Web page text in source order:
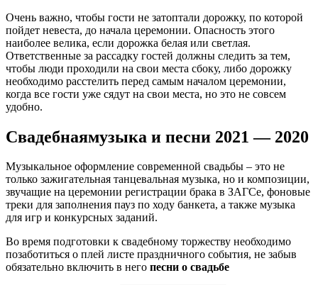
Очень важно, чтобы гости не затоптали дорожку, по которой
пойдет невеста, до начала церемонии. Опасность этого
наиболее велика, если дорожка белая или светлая.
Ответственные за рассадку гостей должны следить за тем,
чтобы люди проходили на свои места сбоку, либо дорожку
необходимо расстелить перед самым началом церемонии,
когда все гости уже сядут на свои места, но это не совсем
удобно.
Свадебнаямузыка и песни 2021 — 2020
Музыкальное оформление современной свадьбы – это не
только зажигательная танцевальная музыка, но и композиции,
звучащие на церемонии регистрации брака в ЗАГСе, фоновые
треки для заполнения пауз по ходу банкета, а также музыка
для игр и конкурсных заданий.
Во время подготовки к свадебному торжеству необходимо
позаботиться о плей листе праздничного события, не забыв
обязательно включить в него песни о свадьбе